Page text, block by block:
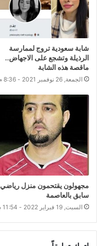
شابة سعودية تروج لممارسة
الرذيلة وتشجع على الاجهاض..
ماقصة هذه الشابة
الجمعة, 26 نوفمبر 2021 - 8:36 م
مجهولون يقتحمون منزل رياضي
سابق بالعاصمة
السبت, 19 فبراير 2022 - 11:54 م